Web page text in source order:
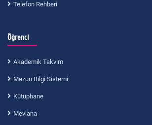
Telefon Rehberi
Öğrenci
Akademik Takvim
Mezun Bilgi Sistemi
Kütüphane
Mevlana